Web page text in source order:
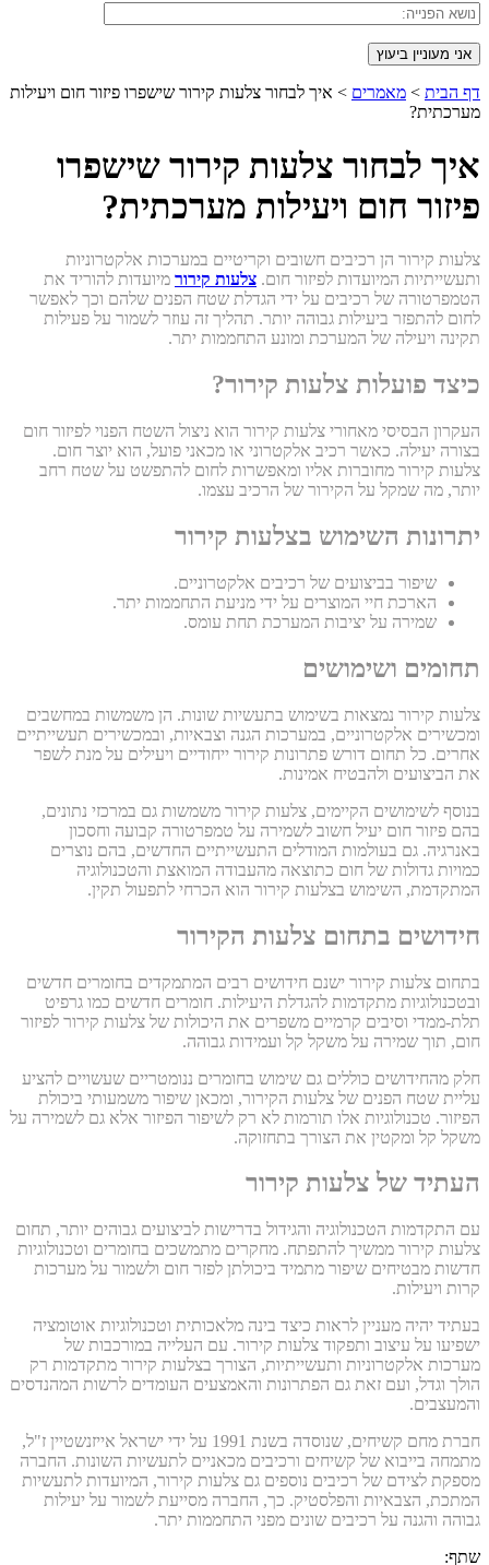
דף הבית > מאמרים > איך לבחור צלעות קירור שישפרו פיזור חום ויעילות
מערכתית?
איך לבחור צלעות קירור שישפרו
פיזור חום ויעילות מערכתית?
צלעות קירור הן רכיבים חשובים וקריטיים במערכות אלקטרוניות
ותעשייתיות המיועדות לפיזור חום. צלעות קירור מיועדות להוריד את
הטמפרטורה של רכיבים על ידי הגדלת שטח הפנים שלהם וכך לאפשר
לחום להתפזר ביעילות גבוהה יותר. תהליך זה עוזר לשמור על פעילות
תקינה ויעילה של המערכת ומונע התחממות יתר.
כיצד פועלות צלעות קירור?
העקרון הבסיסי מאחורי צלעות קירור הוא ניצול השטח הפנוי לפיזור חום
בצורה יעילה. כאשר רכיב אלקטרוני או מכאני פועל, הוא יוצר חום.
צלעות קירור מחוברות אליו ומאפשרות לחום להתפשט על שטח רחב
יותר, מה שמקל על הקירור של הרכיב עצמו.
יתרונות השימוש בצלעות קירור
שיפור בביצועים של רכיבים אלקטרוניים.
הארכת חיי המוצרים על ידי מניעת התחממות יתר.
שמירה על יציבות המערכת תחת עומס.
תחומים ושימושים
צלעות קירור נמצאות בשימוש בתעשיות שונות. הן משמשות במחשבים
ומכשירים אלקטרוניים, במערכות הגנה וצבאיות, ובמכשירים תעשייתיים
אחרים. כל תחום דורש פתרונות קירור ייחודיים ויעילים על מנת לשפר
את הביצועים ולהבטיח אמינות.
בנוסף לשימושים הקיימים, צלעות קירור משמשות גם במרכזי נתונים,
בהם פיזור חום יעיל חשוב לשמירה על טמפרטורה קבועה וחסכון
באנרגיה. גם בעולמות המודלים התעשייתיים החדשים, בהם נוצרים
כמויות גדולות של חום כתוצאה מהעבודה המואצת והטכנולוגיה
המתקדמת, השימוש בצלעות קירור הוא הכרחי לתפעול תקין.
חידושים בתחום צלעות הקירור
בתחום צלעות קירור ישנם חידושים רבים המתמקדים בחומרים חדשים
ובטכנולוגיות מתקדמות להגדלת היעילות. חומרים חדשים כמו גרפיט
תלת-ממדי וסיבים קרמיים משפרים את היכולות של צלעות קירור לפיזור
חום, תוך שמירה על משקל קל ועמידות גבוהה.
חלק מהחידושים כוללים גם שימוש בחומרים ננומטריים שעשויים להציע
עליית שטח הפנים של צלעות הקירור, ומכאן שיפור משמעותי ביכולת
הפיזור. טכנולוגיות אלו תורמות לא רק לשיפור הפיזור אלא גם לשמירה על
משקל קל ומקטין את הצורך בתחזוקה.
העתיד של צלעות קירור
עם התקדמות הטכנולוגיה והגידול בדרישות לביצועים גבוהים יותר, תחום
צלעות קירור ממשיך להתפתח. מחקרים מתמשכים בחומרים וטכנולוגיות
חדשות מבטיחים שיפור מתמיד ביכולתן לפזר חום ולשמור על מערכות
קרות ויעילות.
בעתיד יהיה מעניין לראות כיצד בינה מלאכותית וטכנולוגיות אוטומציה
ישפיעו על עיצוב ותפקוד צלעות קירור. עם העלייה במורכבות של
מערכות אלקטרוניות ותעשייתיות, הצורך בצלעות קירור מתקדמות רק
הולך וגדל, ועם זאת גם הפתרונות והאמצעים העומדים לרשות המהנדסים
והמעצבים.
חברת מחם קשיחים, שנוסדה בשנת 1991 על ידי ישראל אייזנשטיין ז"ל,
מתמחה בייבוא של קשיחים ורכיבים מכאניים לתעשיות השונות. החברה
מספקת לצידם של רכיבים נוספים גם צלעות קירור, המיועדות לתעשיות
המתכת, הצבאיות והפלסטיק. כך, החברה מסייעת לשמור על יעילות
גבוהה והגנה על רכיבים שונים מפני התחממות יתר.
שתף: